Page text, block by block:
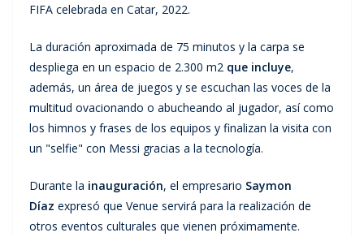
FIFA celebrada en Catar, 2022.
La duración aproximada de 75 minutos y la carpa se
despliega en un espacio de 2.300 m2 que incluye,
además, un área de juegos y se escuchan las voces de la
multitud ovacionando o abucheando al jugador, así como
los himnos y frases de los equipos y finalizan la visita con
un "selfie" con Messi gracias a la tecnología.
Durante la inauguración, el empresario Saymon
Díaz expresó que Venue servirá para la realización de
otros eventos culturales que vienen próximamente.